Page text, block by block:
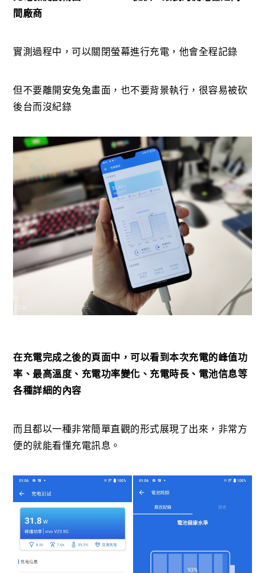
間廠商
實測過程中，可以關閉螢幕進行充電，他會全程記錄
但不要離開安兔兔畫面，也不要背景執行，很容易被砍
後台而沒紀錄
在充電完成之後的頁面中，可以看到本次充電的峰值功
率、最高溫度、充電功率變化、充電時長、電池信息等
各種詳細的內容
而且都以一種非常簡單直觀的形式展現了出來，非常方
便的就能看懂充電訊息。